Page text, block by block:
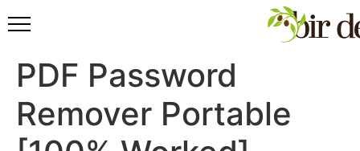
PDF Password
Remover Portable